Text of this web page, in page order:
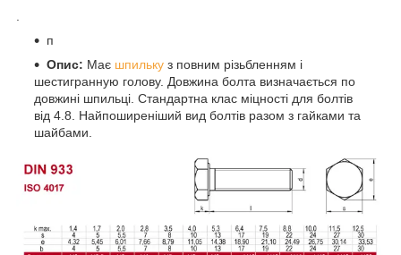
п
Опис: Має шпильку з повним різьбленням і
шестигранную голову. Довжина болта визначається по
довжині шпильці. Стандартна клас міцності для болтів
від 4.8. Найпоширеніший вид болтів разом з гайками та
шайбами.